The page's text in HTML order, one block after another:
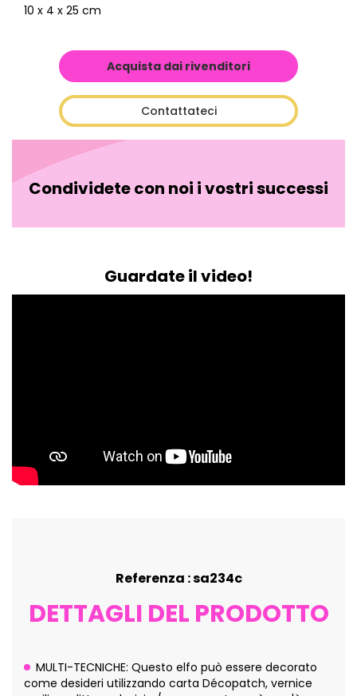
10 x 4 x 25 cm
Acquista dai rivenditori
Contattateci
Condividete con noi i vostri successi
Guardate il video!
Referenza : sa234c
DETTAGLI DEL PRODOTTO
MULTI-TECNICHE: Questo elfo può essere decorato
come desideri utilizzando carta Décopatch, vernice